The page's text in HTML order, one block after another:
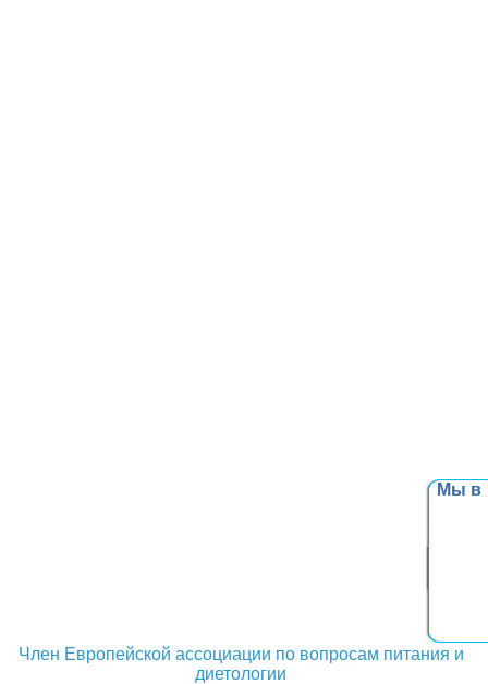
Мы в
Член Европейской ассоциации по вопросам питания и
диетологии